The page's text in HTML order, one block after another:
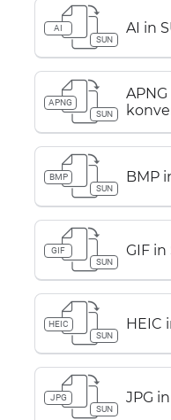
AI
SUN
AI in
APNG
SUN
BMP
SUN
BMP
GIF
SUN
GIF
HEIC
SUN
HEIC
JPG
SUN
JPG